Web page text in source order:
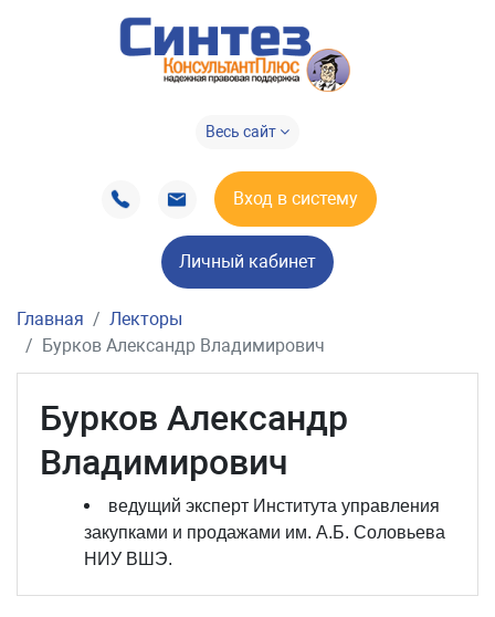
Весь сайт
Вход в систему
Личный кабинет
Главная
Лекторы
Бурков Александр Владимирович
Бурков Александр
Владимирович
ведущий эксперт Института управления
закупками и продажами им. А.Б. Соловьева
НИУ ВШЭ.